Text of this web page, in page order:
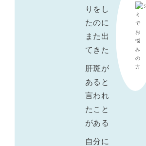
りをし
たのに
また出
てきた
肝斑が
あると
言われ
たこと
がある
自分に